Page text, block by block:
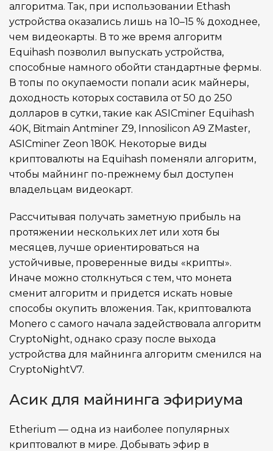
алгоритма. Так, при использовании Ethash
устройства оказались лишь на 10–15 % доходнее,
чем видеокарты. В то же время алгоритм
Equihash позволил выпускать устройства,
способные намного обойти стандартные фермы.
В топы по окупаемости попали асик майнеры,
доходность которых составила от 50 до 250
долларов в сутки, такие как ASICminer Equihash
40K, Bitmain Antminer Z9, Innosilicon A9 ZMaster,
ASICminer Zeon 180K. Некоторые виды
криптовалюты на Equihash поменяли алгоритм,
чтобы майнинг по-прежнему был доступен
владельцам видеокарт.
Рассчитывая получать заметную прибыль на
протяжении нескольких лет или хотя бы
месяцев, лучше ориентироваться на
устойчивые, проверенные виды «крипты».
Иначе можно столкнуться с тем, что монета
сменит алгоритм и придется искать новые
способы окупить вложения. Так, криптовалюта
Monero с самого начала задействовала алгоритм
CryptoNight, однако сразу после выхода
устройства для майнинга алгоритм сменился на
CryptoNightV7.
Асик для майнинга эфириума
Etherium — одна из наиболее популярных
криптовалют в мире. Добывать эфир в